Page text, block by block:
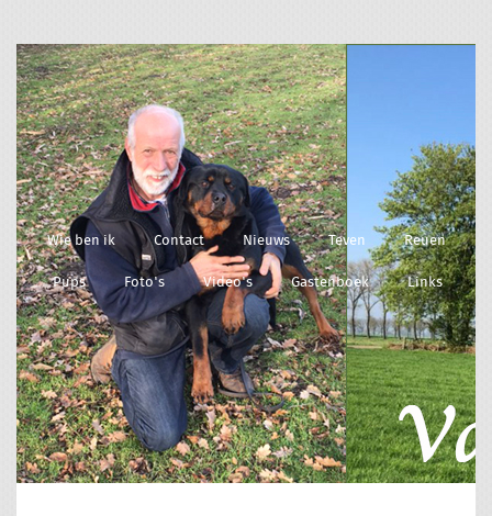
Wie ben ik Contact Nieuws Teven Reuen
Pups Foto's Video's Gastenboek Links